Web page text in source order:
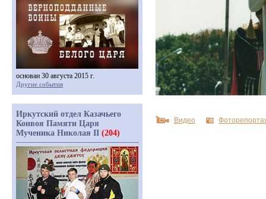
Видео
основан 30 августа 2015 г.
Другие события
Иркутский отдел Казачьего
Конвоя Памяти Царя
Мученика Николая II (204)